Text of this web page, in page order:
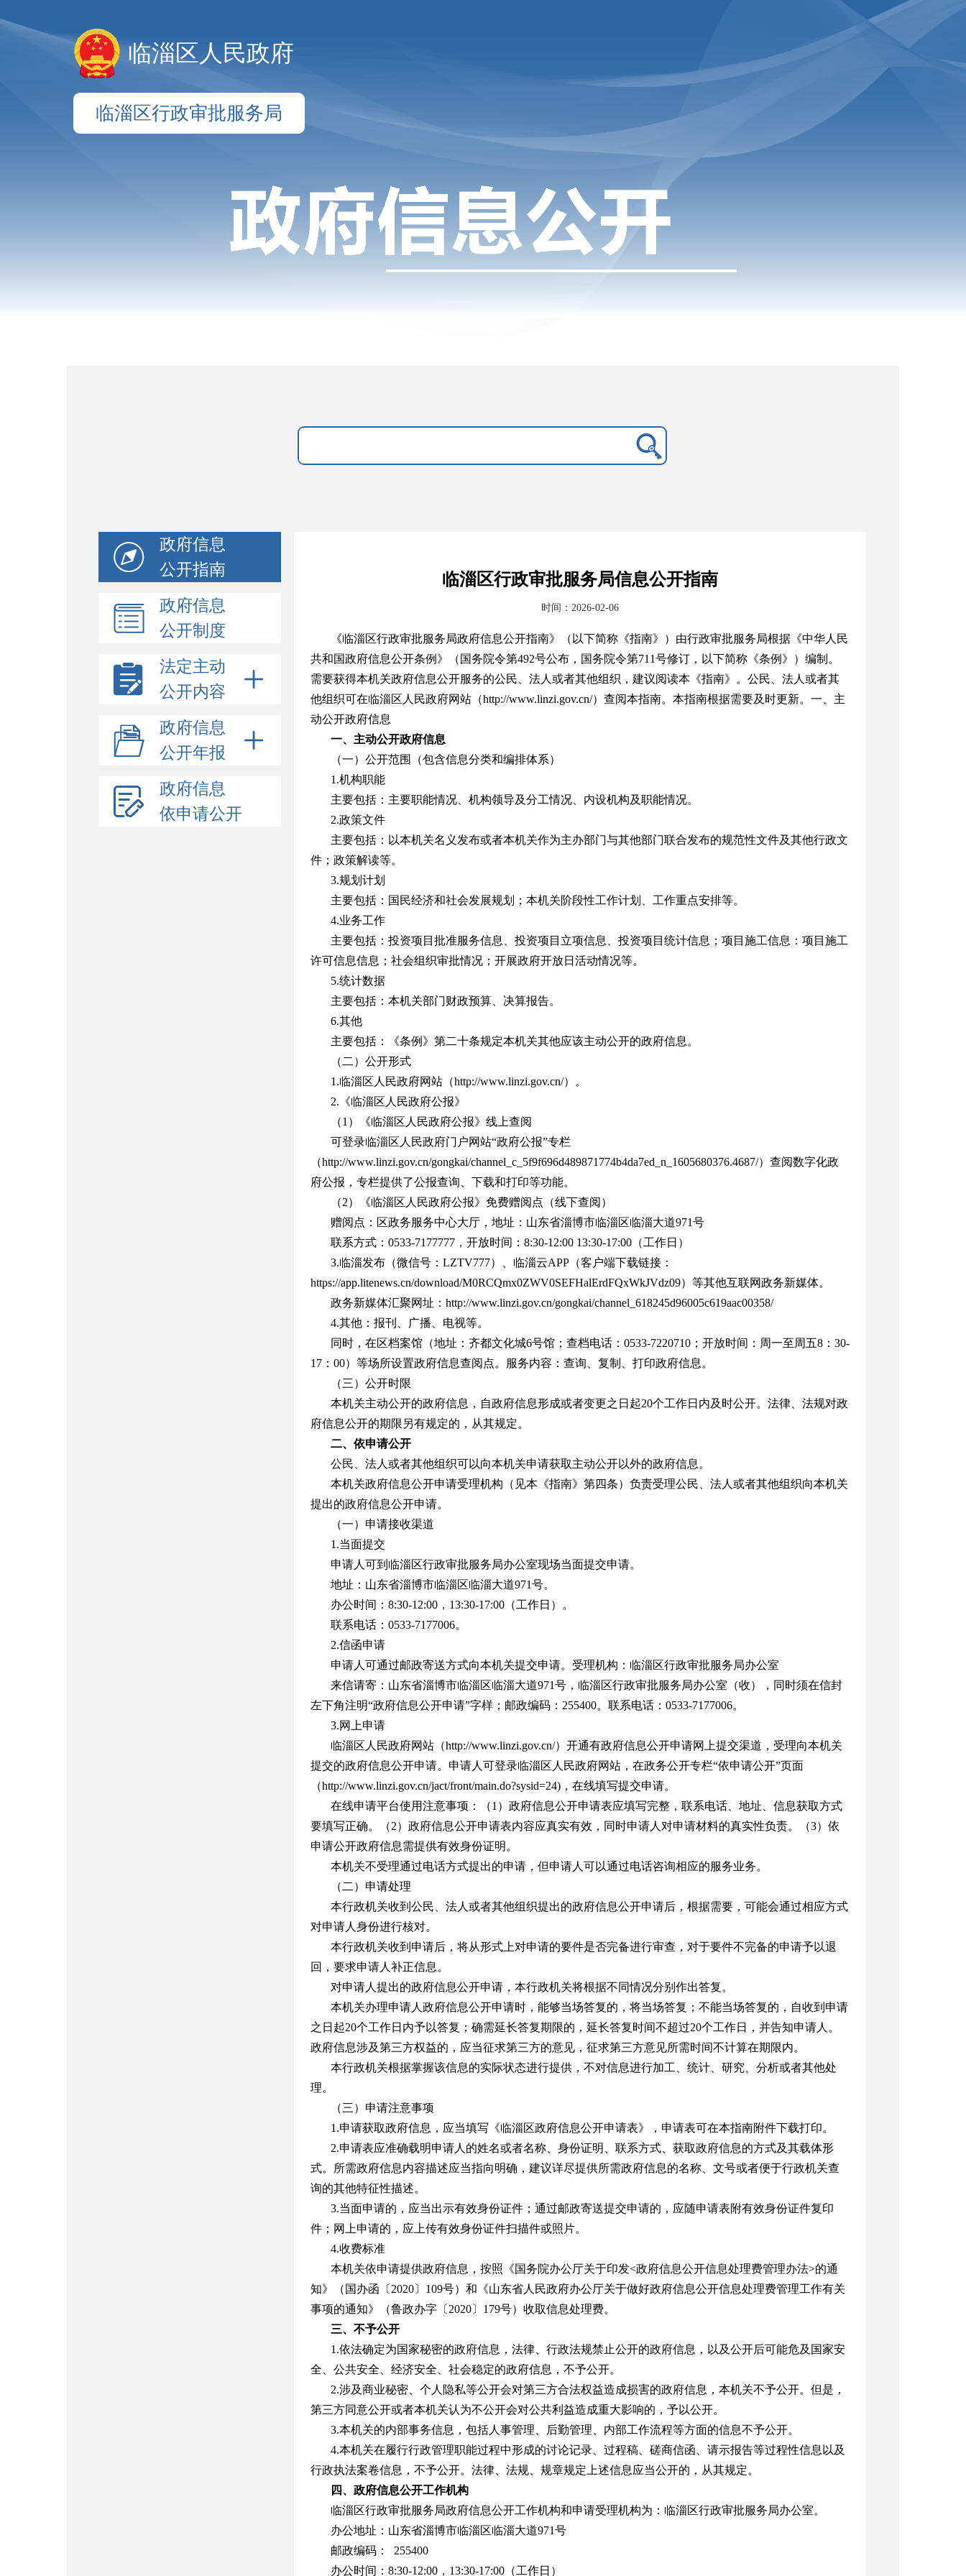
临淄区人民政府
临淄区行政审批服务局
政府信息
公开指南
政府信息
公开制度
法定主动
公开内容
政府信息
公开年报
政府信息
依申请公开
临淄区行政审批服务局信息公开指南
时间：2026-02-06
《临淄区行政审批服务局政府信息公开指南》（以下简称《指南》）由行政审批服务局根据《中华人民
共和国政府信息公开条例》（国务院令第492号公布，国务院令第711号修订，以下简称《条例》）编制。
需要获得本机关政府信息公开服务的公民、法人或者其他组织，建议阅读本《指南》。公民、法人或者其
他组织可在临淄区人民政府网站（http://www.linzi.gov.cn/）查阅本指南。本指南根据需要及时更新。一、主
动公开政府信息
一、主动公开政府信息
（一）公开范围（包含信息分类和编排体系）
1.机构职能
主要包括：主要职能情况、机构领导及分工情况、内设机构及职能情况。
2.政策文件
主要包括：以本机关名义发布或者本机关作为主办部门与其他部门联合发布的规范性文件及其他行政文
件；政策解读等。
3.规划计划
主要包括：国民经济和社会发展规划；本机关阶段性工作计划、工作重点安排等。
4.业务工作
主要包括：投资项目批准服务信息、投资项目立项信息、投资项目统计信息；项目施工信息：项目施工
许可信息信息；社会组织审批情况；开展政府开放日活动情况等。
5.统计数据
主要包括：本机关部门财政预算、决算报告。
6.其他
主要包括：《条例》第二十条规定本机关其他应该主动公开的政府信息。
（二）公开形式
1.临淄区人民政府网站（http://www.linzi.gov.cn/）。
2.《临淄区人民政府公报》
（1）《临淄区人民政府公报》线上查阅
可登录临淄区人民政府门户网站“政府公报”专栏
（http://www.linzi.gov.cn/gongkai/channel_c_5f9f696d489871774b4da7ed_n_1605680376.4687/）查阅数字化政
府公报，专栏提供了公报查询、下载和打印等功能。
（2）《临淄区人民政府公报》免费赠阅点（线下查阅）
赠阅点：区政务服务中心大厅，地址：山东省淄博市临淄区临淄大道971号
联系方式：0533-7177777，开放时间：8:30-12:00 13:30-17:00（工作日）
3.临淄发布（微信号：LZTV777）、临淄云APP（客户端下载链接：
https://app.litenews.cn/download/M0RCQmx0ZWV0SEFHalErdFQxWkJVdz09）等其他互联网政务新媒体。
政务新媒体汇聚网址：http://www.linzi.gov.cn/gongkai/channel_618245d96005c619aac00358/
4.其他：报刊、广播、电视等。
同时，在区档案馆（地址：齐都文化城6号馆；查档电话：0533-7220710；开放时间：周一至周五8：30-
17：00）等场所设置政府信息查阅点。服务内容：查询、复制、打印政府信息。
（三）公开时限
本机关主动公开的政府信息，自政府信息形成或者变更之日起20个工作日内及时公开。法律、法规对政
府信息公开的期限另有规定的，从其规定。
二、依申请公开
公民、法人或者其他组织可以向本机关申请获取主动公开以外的政府信息。
本机关政府信息公开申请受理机构（见本《指南》第四条）负责受理公民、法人或者其他组织向本机关
提出的政府信息公开申请。
（一）申请接收渠道
1.当面提交
申请人可到临淄区行政审批服务局办公室现场当面提交申请。
地址：山东省淄博市临淄区临淄大道971号。
办公时间：8:30-12:00，13:30-17:00（工作日）。
联系电话：0533-7177006。
2.信函申请
申请人可通过邮政寄送方式向本机关提交申请。受理机构：临淄区行政审批服务局办公室
来信请寄：山东省淄博市临淄区临淄大道971号，临淄区行政审批服务局办公室（收），同时须在信封
左下角注明“政府信息公开申请”字样；邮政编码：255400。联系电话：0533-7177006。
3.网上申请
临淄区人民政府网站（http://www.linzi.gov.cn/）开通有政府信息公开申请网上提交渠道，受理向本机关
提交的政府信息公开申请。申请人可登录临淄区人民政府网站，在政务公开专栏“依申请公开”页面
（http://www.linzi.gov.cn/jact/front/main.do?sysid=24)，在线填写提交申请。
在线申请平台使用注意事项：（1）政府信息公开申请表应填写完整，联系电话、地址、信息获取方式
要填写正确。（2）政府信息公开申请表内容应真实有效，同时申请人对申请材料的真实性负责。（3）依
申请公开政府信息需提供有效身份证明。
本机关不受理通过电话方式提出的申请，但申请人可以通过电话咨询相应的服务业务。
（二）申请处理
本行政机关收到公民、法人或者其他组织提出的政府信息公开申请后，根据需要，可能会通过相应方式
对申请人身份进行核对。
本行政机关收到申请后，将从形式上对申请的要件是否完备进行审查，对于要件不完备的申请予以退
回，要求申请人补正信息。
对申请人提出的政府信息公开申请，本行政机关将根据不同情况分别作出答复。
本机关办理申请人政府信息公开申请时，能够当场答复的，将当场答复；不能当场答复的，自收到申请
之日起20个工作日内予以答复；确需延长答复期限的，延长答复时间不超过20个工作日，并告知申请人。
政府信息涉及第三方权益的，应当征求第三方的意见，征求第三方意见所需时间不计算在期限内。
本行政机关根据掌握该信息的实际状态进行提供，不对信息进行加工、统计、研究、分析或者其他处
理。
（三）申请注意事项
1.申请获取政府信息，应当填写《临淄区政府信息公开申请表》，申请表可在本指南附件下载打印。
2.申请表应准确载明申请人的姓名或者名称、身份证明、联系方式、获取政府信息的方式及其载体形
式。所需政府信息内容描述应当指向明确，建议详尽提供所需政府信息的名称、文号或者便于行政机关查
询的其他特征性描述。
3.当面申请的，应当出示有效身份证件；通过邮政寄送提交申请的，应随申请表附有效身份证件复印
件；网上申请的，应上传有效身份证件扫描件或照片。
4.收费标准
本机关依申请提供政府信息，按照《国务院办公厅关于印发<政府信息公开信息处理费管理办法>的通
知》（国办函〔2020〕109号）和《山东省人民政府办公厅关于做好政府信息公开信息处理费管理工作有关
事项的通知》（鲁政办字〔2020〕179号）收取信息处理费。
三、不予公开
1.依法确定为国家秘密的政府信息，法律、行政法规禁止公开的政府信息，以及公开后可能危及国家安
全、公共安全、经济安全、社会稳定的政府信息，不予公开。
2.涉及商业秘密、个人隐私等公开会对第三方合法权益造成损害的政府信息，本机关不予公开。但是，
第三方同意公开或者本机关认为不公开会对公共利益造成重大影响的，予以公开。
3.本机关的内部事务信息，包括人事管理、后勤管理、内部工作流程等方面的信息不予公开。
4.本机关在履行行政管理职能过程中形成的讨论记录、过程稿、磋商信函、请示报告等过程性信息以及
行政执法案卷信息，不予公开。法律、法规、规章规定上述信息应当公开的，从其规定。
四、政府信息公开工作机构
临淄区行政审批服务局政府信息公开工作机构和申请受理机构为：临淄区行政审批服务局办公室。
办公地址：山东省淄博市临淄区临淄大道971号
邮政编码： 255400
办公时间：8:30-12:00，13:30-17:00（工作日）